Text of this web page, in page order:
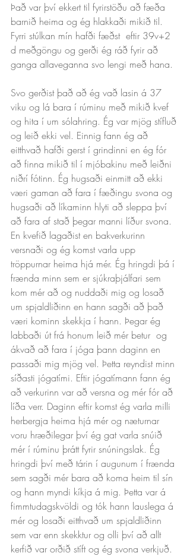
Það var því ekkert til fyrirstöðu að fæða
barnið heima og ég hlakkaði mikið til.
Fyrri stúlkan mín hafði fæðst  eftir 39v+2
d meðgöngu og gerði ég ráð fyrir að
ganga allaveganna svo lengi með hana.
Svo gerðist það að ég vað lasin á 37
viku og lá bara í rúminu með mikið kvef
og hita í um sólahring. Ég var mjög stífluð
og leið ekki vel. Einnig fann ég að
eitthvað hafði gerst í grindinni en ég fór
að finna mikið til í mjóbakinu með leiðni
niðrí fótinn. Ég hugsaði einmitt að ekki
væri gaman að fara í fæðingu svona og
hugsaði að líkaminn hlyti að sleppa því
að fara af stað þegar manni líður svona.
En kvefið lagaðist en bakverkurinn
versnaði og ég komst varla upp
tröppurnar heima hjá mér. Ég hringdi þá í
frænda minn sem er sjúkraþjálfari sem
kom mér að og nuddaði mig og losað
um spjaldliðinn en hann sagði að það
væri kominn skekkja í hann. Þegar ég
labbaði út frá honum leið mér betur  og
ákvað að fara í jóga þann daginn en
passaði mig mjög vel. Þetta reyndist minn
síðasti jógatími. Eftir jógatímann fann ég
að verkurinn var að versna og mér fór að
líða verr. Daginn eftir komst ég varla milli
herbergja heima hjá mér og næturnar
voru hræðilegar því ég gat varla snúið
mér í rúminu þrátt fyrir snúningslak. Ég
hringdi því með tárin í augunum í frænda
sem sagði mér bara að koma heim til sín
og hann myndi kíkja á mig. Þetta var á
fimmtudagskvöldi og tók hann lauslega á
mér og losaði eitthvað um spjaldliðinn
sem var enn skekktur og olli því að allt
kerfið var orðið stíft og ég svona verkjuð.